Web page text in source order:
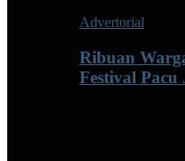
Advertorial
Ribuan
Festival